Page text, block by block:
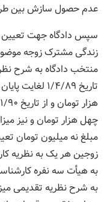
عدم حصول سازش بین
سپس دادگاه جهت تعیین
زندگی مشترک زوجه
منتخب دادگاه به شرح
تاریخ ۱/۴/۸۹
چهل هزار تومان و نیز
مبلغ نه میلیون تومان
زوجین هر یک به نظریه
به هیأت سه نفره